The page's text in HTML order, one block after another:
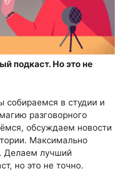
подкаст. Но это не
в студии и
разговорного
обсуждаем новости
Максимально
Делаем лучший
но это не точно.